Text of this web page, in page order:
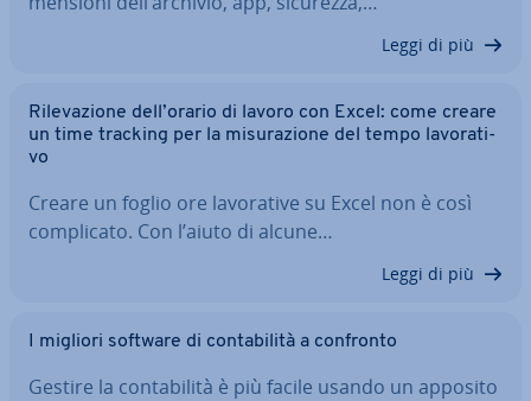
Leggi di più
Ri­le­va­zio­ne dell’orario di lavoro con Excel: come creare
un time tracking per la mi­su­ra­zio­ne del tempo la­vo­ra­ti­
vo
Creare un foglio ore la­vo­ra­ti­ve su Excel non è così
com­pli­ca­to. Con l’aiuto di alcune…
Leggi di più
I migliori software di con­ta­bi­li­tà a confronto
Gestire la con­ta­bi­li­tà è più facile usando un apposito